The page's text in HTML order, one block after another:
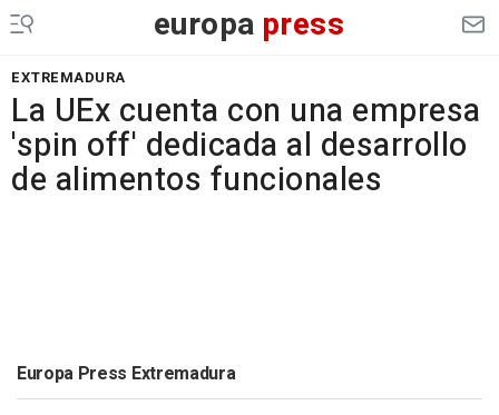
europa press
EXTREMADURA
La UEx cuenta con una empresa
'spin off' dedicada al desarrollo
de alimentos funcionales
Europa Press Extremadura